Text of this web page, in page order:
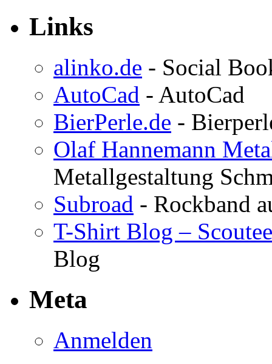
Links
alinko.de - Social
AutoCad - AutoCad
BierPerle.de -
Olaf Hannemann
Metallgestaltung
Subroad - Rockband
T-Shirt Blog – Scoutee
Blog
Meta
Anmelden